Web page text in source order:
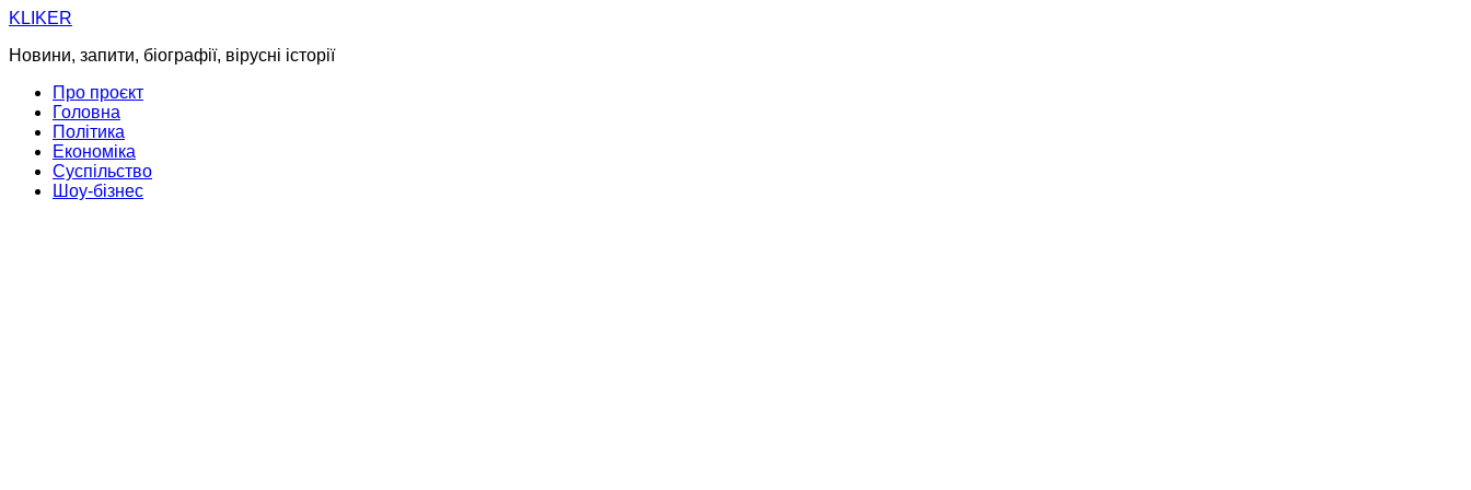
Skip
content
KLIKER
Новини, запити, біографії, вірусні історії
Про проєкт
Головна
Політика
Економіка
Суспільство
Шоу-бізнес